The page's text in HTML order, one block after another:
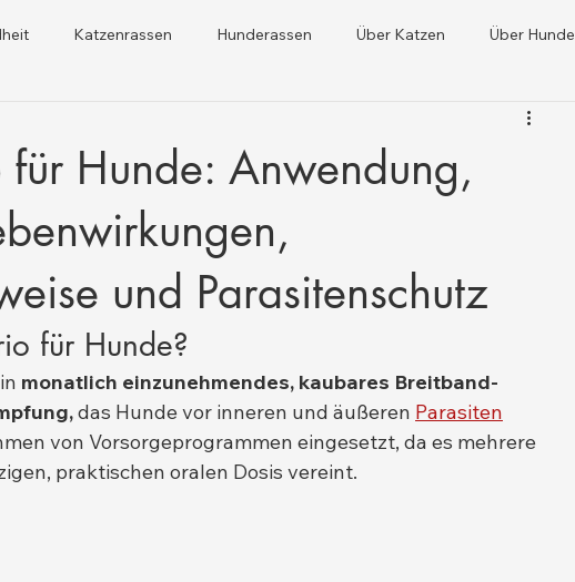
Katzenrassen Hunderassen Über Katzen Über Hunde
für Hunde: Anwendung,
und Parasitenschutz
für Hunde?
monatlich einzunehmendes, kaubares Breitband-
das Hunde vor inneren und äußeren Parasiten
von Vorsorgeprogrammen eingesetzt, da es mehrere
praktischen oralen Dosis vereint.